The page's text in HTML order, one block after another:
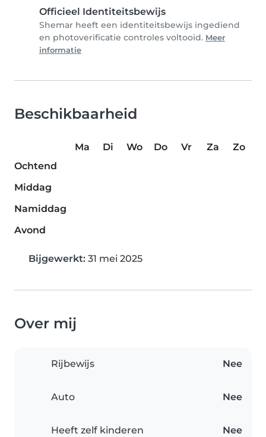
Officieel Identiteitsbewijs
Shemar heeft een identiteitsbewijs ingediend
en photoverificatie controles voltooid. Meer
informatie
Beschikbaarheid
Ma Di Wo Do Vr Za
Zo
Ochtend
Middag
Namiddag
Avond
Bijgewerkt: 31 mei 2025
Over mij
Rijbewijs Nee
Auto Nee
Heeft zelf kinderen Nee